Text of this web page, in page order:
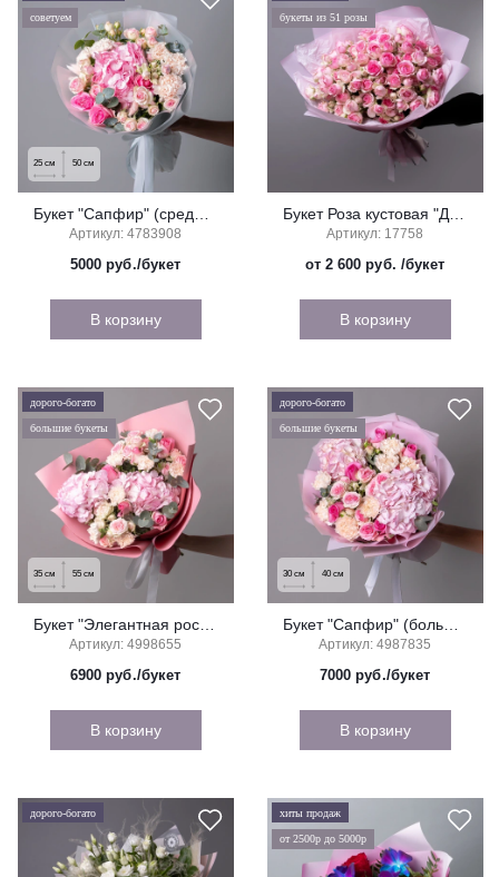
советуем
25 см 50 см
Артикул: 4783908
5000 руб./букет
В корзину
букеты из 51 розы
Артикул: 17758
от 2 600 руб. /букет
В корзину
дорого-богато
большие букеты
35 см 55 см
Артикул: 4998655
6900 руб./букет
В корзину
дорого-богато
большие букеты
30 см 40 см
Артикул: 4987835
7000 руб./букет
В корзину
дорого-богато хиты продаж
от 2500р до 5000р